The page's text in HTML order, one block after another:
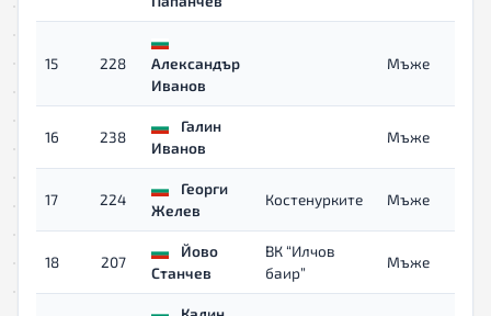
15 228
Александър
Иванов
Мъже
16 238
Галин
Иванов
Мъже
17 224
Георги
Желев
Костенурките Мъже
18 207
Йово
Станчев
ВК “Илчов
баир”
Мъже